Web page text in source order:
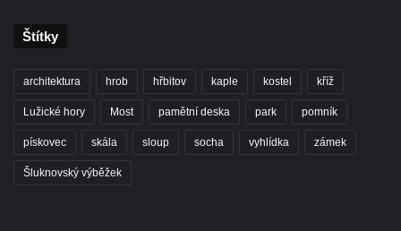
Sloup Panny Marie ve Zdislavě
(Schönbach)
Boží muka v Hejnicích
Sloup Panny Marie v Hejnicích
Štítky
architektura hrob hřbitov kaple kostel kříž
Lužické hory Most pamětní deska park pomník
pískovec skála sloup socha vyhlídka zámek
Šluknovský výběžek